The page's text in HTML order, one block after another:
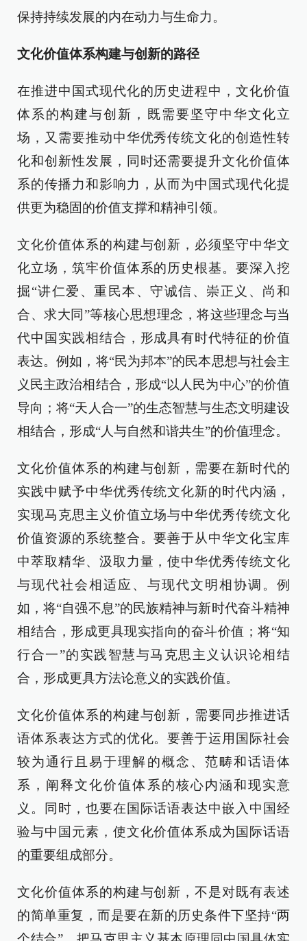
保持持续发展的内在动力与生命力。
文化价值体系构建与创新的路径
在推进中国式现代化的历史进程中，文化价值
体系的构建与创新，既需要坚守中华文化立
场，又需要推动中华优秀传统文化的创造性转
化和创新性发展，同时还需要提升文化价值体
系的传播力和影响力，从而为中国式现代化提
供更为稳固的价值支撑和精神引领。
文化价值体系的构建与创新，必须坚守中华文
化立场，筑牢价值体系的历史根基。要深入挖
掘“讲仁爱、重民本、守诚信、崇正义、尚和
合、求大同”等核心思想理念，将这些理念与当
代中国实践相结合，形成具有时代特征的价值
表达。例如，将“民为邦本”的民本思想与社会主
义民主政治相结合，形成“以人民为中心”的价值
导向；将“天人合一”的生态智慧与生态文明建设
相结合，形成“人与自然和谐共生”的价值理念。
文化价值体系的构建与创新，需要在新时代的
实践中赋予中华优秀传统文化新的时代内涵，
实现马克思主义价值立场与中华优秀传统文化
价值资源的系统整合。要善于从中华文化宝库
中萃取精华、汲取力量，使中华优秀传统文化
与现代社会相适应、与现代文明相协调。例
如，将“自强不息”的民族精神与新时代奋斗精神
相结合，形成更具现实指向的奋斗价值；将“知
行合一”的实践智慧与马克思主义认识论相结
合，形成更具方法论意义的实践价值。
文化价值体系的构建与创新，需要同步推进话
语体系表达方式的优化。要善于运用国际社会
较为通行且易于理解的概念、范畴和话语体
系，阐释文化价值体系的核心内涵和现实意
义。同时，也要在国际话语表达中嵌入中国经
验与中国元素，使文化价值体系成为国际话语
的重要组成部分。
文化价值体系的构建与创新，不是对既有表述
的简单重复，而是要在新的历史条件下坚持“两